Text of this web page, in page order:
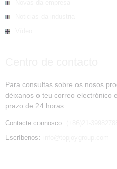
Para consultas sobre os nosos
déixanos o teu correo electrónico
prazo de 24 horas.
Contacte connosco:
Escríbenos: